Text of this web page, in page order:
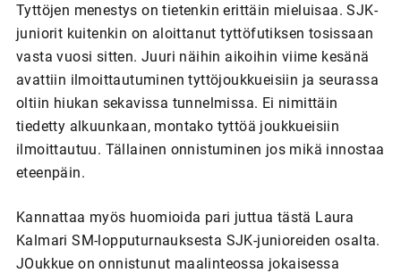
Tyttöjen menestys on tietenkin erittäin mieluisaa. SJK-
juniorit kuitenkin on aloittanut tyttöfutiksen tosissaan
vasta vuosi sitten. Juuri näihin aikoihin viime kesänä
avattiin ilmoittautuminen tyttöjoukkueisiin ja seurassa
oltiin hiukan sekavissa tunnelmissa. Ei nimittäin
tiedetty alkuunkaan, montako tyttöä joukkueisiin
ilmoittautuu. Tällainen onnistuminen jos mikä innostaa
eteenpäin.
Kannattaa myös huomioida pari juttua tästä Laura
Kalmari SM-lopputurnauksesta SJK-junioreiden osalta.
JOukkue on onnistunut maalinteossa jokaisessa